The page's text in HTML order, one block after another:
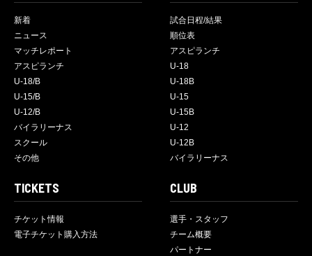
新着
ニュース
マッチレポート
アスピランチ
U-18/B
U-15/B
U-12/B
バイラリーナス
スクール
その他
試合日程/結果
順位表
アスピランチ
U-18
U-18B
U-15
U-15B
U-12
U-12B
バイラリーナス
TICKETS
チケット情報
電子チケット購入方法
CLUB
選手・スタッフ
チーム概要
パートナー